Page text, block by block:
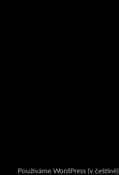
Používáme WordPress (v češtině).